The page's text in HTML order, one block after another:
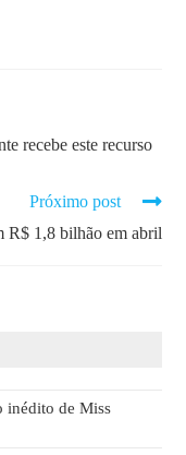
recebe este recurso
Próximo post
R$ 1,8 bilhão em abril
inédito de Miss